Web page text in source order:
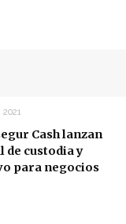
2021
Cash lanzan
de custodia y
para negocios